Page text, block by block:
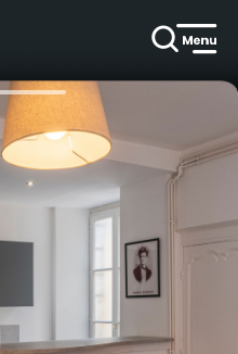
Rimbaud Suites - Suite Ophélie